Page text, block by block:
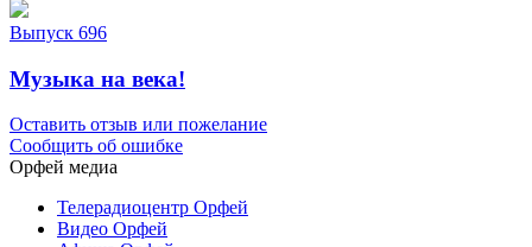
Выпуск 696
Музыка на века!
Оставить отзыв или пожелание
Сообщить об ошибке
Орфей медиа
Телерадиоцентр Орфей
Видео Орфей